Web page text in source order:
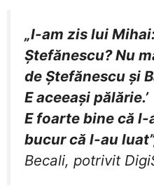
„I-am zis lui
Ștefănescu? Nu
de Ștefănescu și
E aceeași pălărie.’
E foarte bine că l-
bucur că l-au
Becali, potrivit